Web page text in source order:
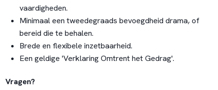
vaardigheden.
Minimaal een tweedegraads bevoegdheid drama, of
bereid die te behalen.
Brede en flexibele inzetbaarheid.
Een geldige 'Verklaring Omtrent het Gedrag'.
Vragen?